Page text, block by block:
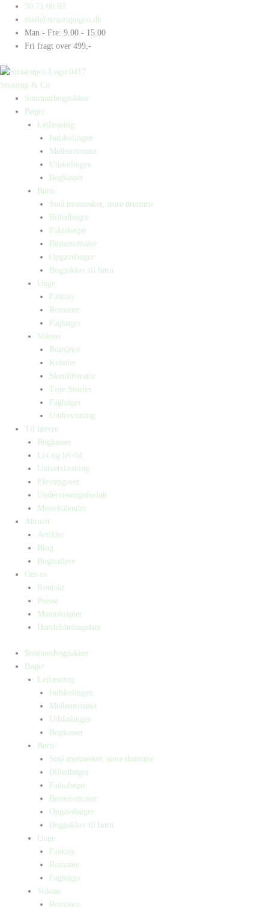
indholdet
30 71 00 03
mail@straarupogco.dk
Man - Fre: 9.00 - 15.00
Fri fragt over 499,-
Straarup & Co
Sommerbogpakker
Bøger
Letlæsning
Indskolingen
Mellemtrinnet
Udskolingen
Bogkasser
Børn
Små mennesker, store drømme
Billedbøger
Faktabøger
Børneromaner
Opgavebøger
Bogpakker til børn
Unge
Fantasy
Romaner
Fagbøger
Voksne
Romance
Krimier
Skønlitteratur
True Stories
Fagbøger
Undervisning
Til lærere
Bogkasser
Lix og let-tal
Universlæsning
Elevopgaver
Undervisningsforløb
Messekalender
Aktuelt
Artikler
Blog
Bogtrailere
Om os
Kontakt
Presse
Manuskripter
Handelsbetingelser
Sommerbogpakker
Bøger
Letlæsning
Indskolingen
Mellemtrinnet
Udskolingen
Bogkasser
Børn
Små mennesker, store drømme
Billedbøger
Faktabøger
Børneromaner
Opgavebøger
Bogpakker til børn
Unge
Fantasy
Romaner
Fagbøger
Voksne
Romance
Products
search
Products
search
Hvad
hvalen
vidste